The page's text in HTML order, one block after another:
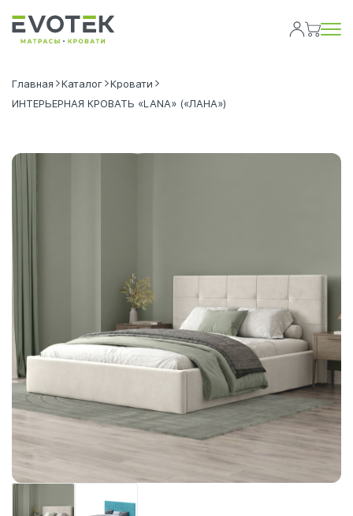
Главная Каталог
Кровати
ИНТЕРЬЕРНАЯ КРОВАТЬ «LANA» («ЛАНА»)